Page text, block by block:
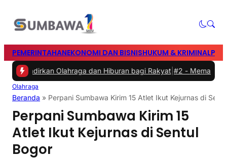
PEMERINTAHANEKONOMI DAN BISNISHUKUM & KRIMINAL
Hadirkan Olahraga dan Hiburan bagi Rakyat|#2 - Memasuki
Olahraga
Beranda » Perpani Sumbawa Kirim 15 Atlet Ikut Kejurnas di
Perpani Sumbawa Kirim 15
Atlet Ikut Kejurnas di Sentul
Bogor